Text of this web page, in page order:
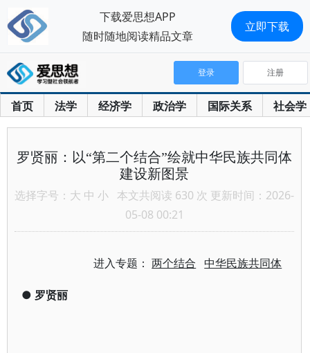
首页 法学 经济学 政治学 国际关系 社会学
登录 注册
罗贤丽：以“第二个结合”绘就中华民族共同体
建设新图景
选择字号： 大 中 小 本文共阅读 630 次 更新时间：2026-
05-08 00:21
进入专题：两个结合 中华民族共同体
● 罗贤丽
下载爱思想APP
随时随地阅读精品文章
立即下载